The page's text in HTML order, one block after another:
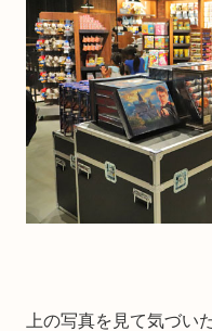
上の写真を見て気づい